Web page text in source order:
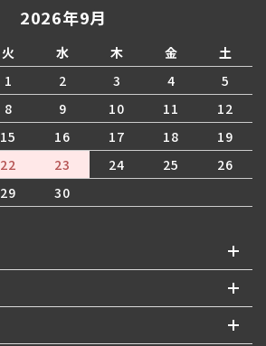
2026年9月
火 水 木 金
土
1
2 3 4
5
8 9 10 11
12
15 16 17 18
19
22 23 24 25
26
29
30